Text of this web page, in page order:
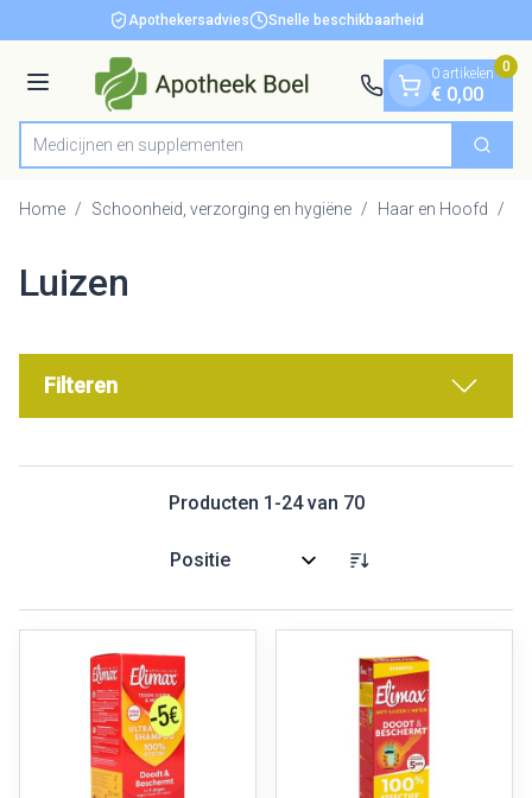
Ga naar de inhoudApothekersadvies Snelle beschikbaarheid
Menu
Product, merk, categorie...
Medicijn Zoek
0 artikelen
€ 0,00
0
Home / Schoonheid, verzorging en hygiëne / Haar en Hoofd /
Luizen
Filteren
Producten 1 -24van 70
Sorteer op: